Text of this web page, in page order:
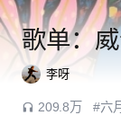
李呀
209.8万